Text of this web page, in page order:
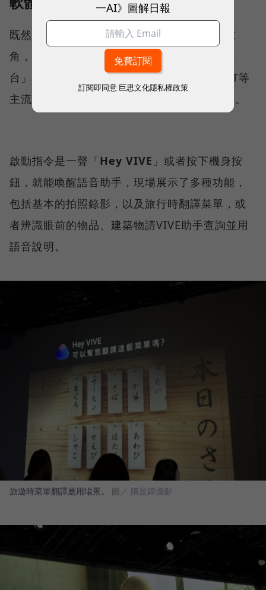
既然是AI智慧眼鏡，AI自然是體驗上最大的主
角，HTC VIVE Eagle採HTC自研「VIVE AI平
台」，可串接Google Gemini、OpenAI GPT等
主流大型語言模型，使用者可依需求自行切換。
啟動指令是一聲「Hey VIVE 」或者按下機身按
鈕，就能喚醒語音助手，現場展示了多種功能，
包括基本的拍照錄影，以及旅行時翻譯菜單，或
者辨識眼前的物品、建築物請VIVE助手查詢並用
語音說明。
旅遊時菜單翻譯應用場景。 圖／ 隋昱嬋攝影
一AI》圖解日報
訂閱即同意 巨思文化隱私權政策